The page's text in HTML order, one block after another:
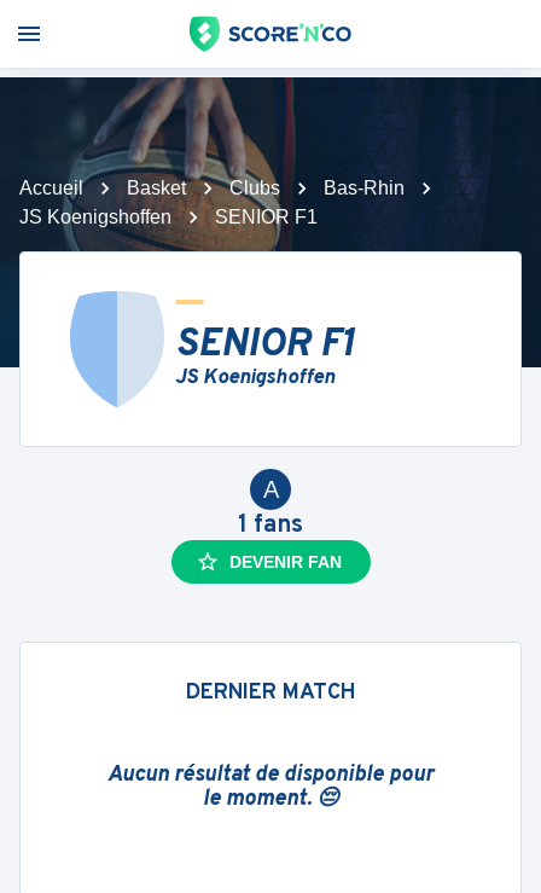
Accueil Basket Clubs
Bas-Rhin
JS Koenigshoffen
SENIOR F1
SENIOR F1
JS Koenigshoffen
A
1 fans
DEVENIR FAN
DERNIER MATCH
Aucun résultat de disponible pour
le moment. 😔